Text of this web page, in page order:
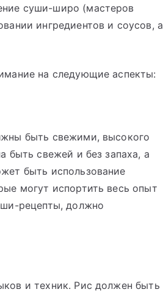
суши-широ (мастеров
ингредиентов и соусов, а
на следующие аспекты:
быть свежими, высокого
быть свежей и без запаха, а
быть использование
могут испортить весь опыт
рецепты, должно
и техник. Рис должен быть